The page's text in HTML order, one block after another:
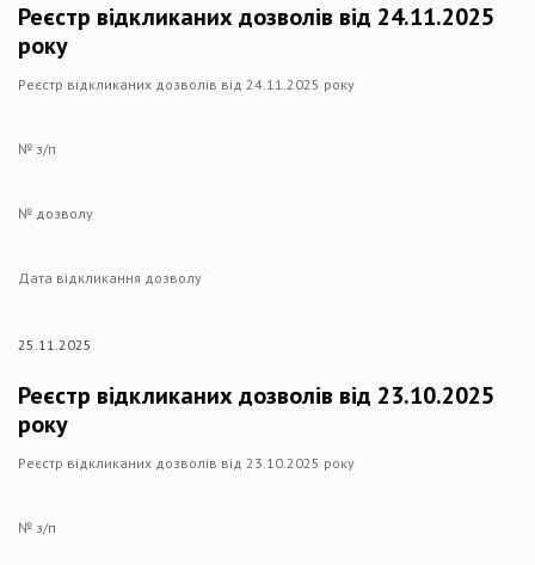
Реєстр відкликаних дозволів від 24.11.2025
року
Реєстр відкликаних дозволів від 24.11.2025 року
№ з/п
№ дозволу
Дата відкликання дозволу
25.11.2025
Реєстр відкликаних дозволів від 23.10.2025
року
Реєстр відкликаних дозволів від 23.10.2025 року
№ з/п